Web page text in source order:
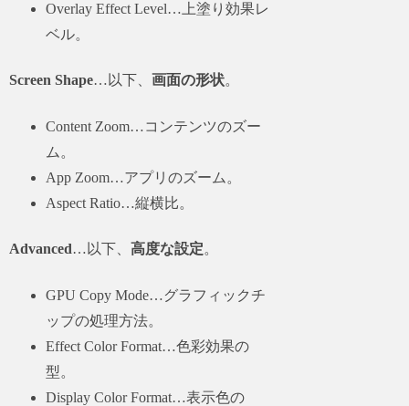
Overlay Effect Level…上塗り効果レ
ベル。
Screen Shape…以下、画面の形状。
Content Zoom…コンテンツのズー
ム。
App Zoom…アプリのズーム。
Aspect Ratio…縦横比。
Advanced…以下、高度な設定。
GPU Copy Mode…グラフィックチ
ップの処理方法。
Effect Color Format…色彩効果の
型。
Display Color Format…表示色の